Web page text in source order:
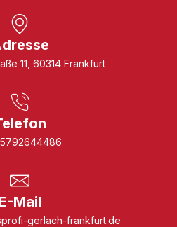
11, 60314 Frankfurt
E-Mail
gerlach-frankfurt.de